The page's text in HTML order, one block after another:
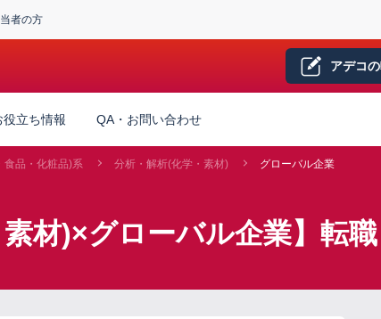
者の方
アデコ
役立ち情報 QA・お問い合わせ
食品・化粧品)系 分析・解析(化学・素材) グローバル企業
材)×グローバル企業】転